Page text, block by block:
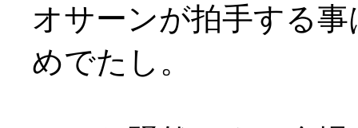
オサーンが拍手する
めでたし。